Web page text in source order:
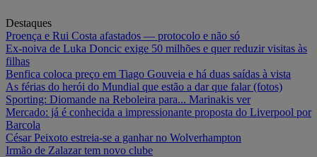
Destaques
Proença e Rui Costa afastados — protocolo e não só
Ex-noiva de Luka Doncic exige 50 milhões e quer reduzir visitas às
filhas
Benfica coloca preço em Tiago Gouveia e há duas saídas à vista
As férias do herói do Mundial que estão a dar que falar (fotos)
Sporting: Diomande na Reboleira para... Marinakis ver
Mercado: já é conhecida a impressionante proposta do Liverpool por
Barcola
César Peixoto estreia-se a ganhar no Wolverhampton
Irmão de Zalazar tem novo clube